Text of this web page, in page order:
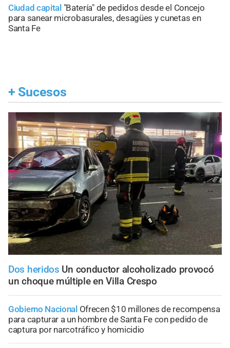
Ciudad capital "Batería" de pedidos desde el Concejo
para sanear microbasurales, desagües y cunetas en
Santa Fe
+ Sucesos
Dos heridos Un conductor alcoholizado provocó
un choque múltiple en Villa Crespo
Gobierno Nacional Ofrecen $10 millones de recompensa
para capturar a un hombre de Santa Fe con pedido de
captura por narcotráfico y homicidio